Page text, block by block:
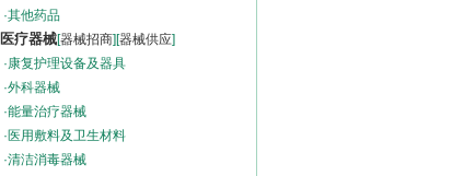
·其他药品
医疗器械[器械招商][器械供应]
·康复护理设备及器具
·外科器械
·能量治疗器械
·医用敷料及卫生材料
·清洁消毒器械